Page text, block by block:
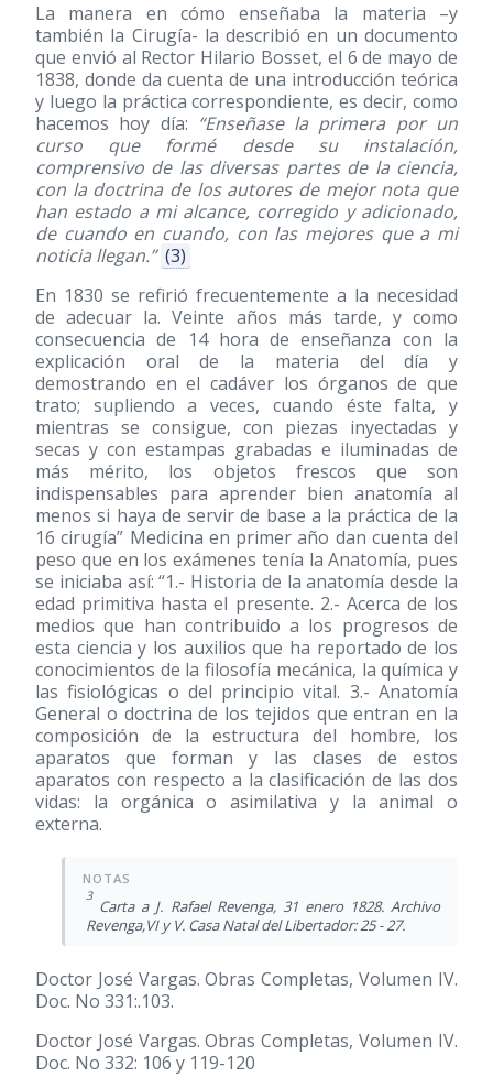
La manera en cómo enseñaba la materia –y
también la Cirugía- la describió en un documento
que envió al Rector Hilario Bosset, el 6 de mayo de
1838, donde da cuenta de una introducción teórica
y luego la práctica correspondiente, es decir, como
hacemos hoy día: “Enseñase la primera por un
curso que formé desde su instalación,
comprensivo de las diversas partes de la ciencia,
con la doctrina de los autores de mejor nota que
han estado a mi alcance, corregido y adicionado,
de cuando en cuando, con las mejores que a mi
noticia llegan.” (3)
En 1830 se refirió frecuentemente a la necesidad
de adecuar la. Veinte años más tarde, y como
consecuencia de 14 hora de enseñanza con la
explicación oral de la materia del día y
demostrando en el cadáver los órganos de que
trato; supliendo a veces, cuando éste falta, y
mientras se consigue, con piezas inyectadas y
secas y con estampas grabadas e iluminadas de
más mérito, los objetos frescos que son
indispensables para aprender bien anatomía al
menos si haya de servir de base a la práctica de la
16 cirugía” Medicina en primer año dan cuenta del
peso que en los exámenes tenía la Anatomía, pues
se iniciaba así: “1.- Historia de la anatomía desde la
edad primitiva hasta el presente. 2.- Acerca de los
medios que han contribuido a los progresos de
esta ciencia y los auxilios que ha reportado de los
conocimientos de la filosofía mecánica, la química y
las fisiológicas o del principio vital. 3.- Anatomía
General o doctrina de los tejidos que entran en la
composición de la estructura del hombre, los
aparatos que forman y las clases de estos
aparatos con respecto a la clasificación de las dos
vidas: la orgánica o asimilativa y la animal o
externa.
3
Carta a J. Rafael Revenga, 31 enero 1828. Archivo
Revenga,VI y V. Casa Natal del Libertador: 25 - 27.
Doctor José Vargas. Obras Completas, Volumen IV.
Doc. No 331:.103.
Doctor José Vargas. Obras Completas, Volumen IV.
Doc. No 332: 106 y 119-120